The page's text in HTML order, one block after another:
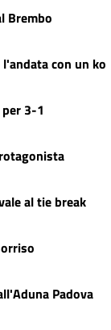
Brembo
con un ko
3-1
al tie break
Padova